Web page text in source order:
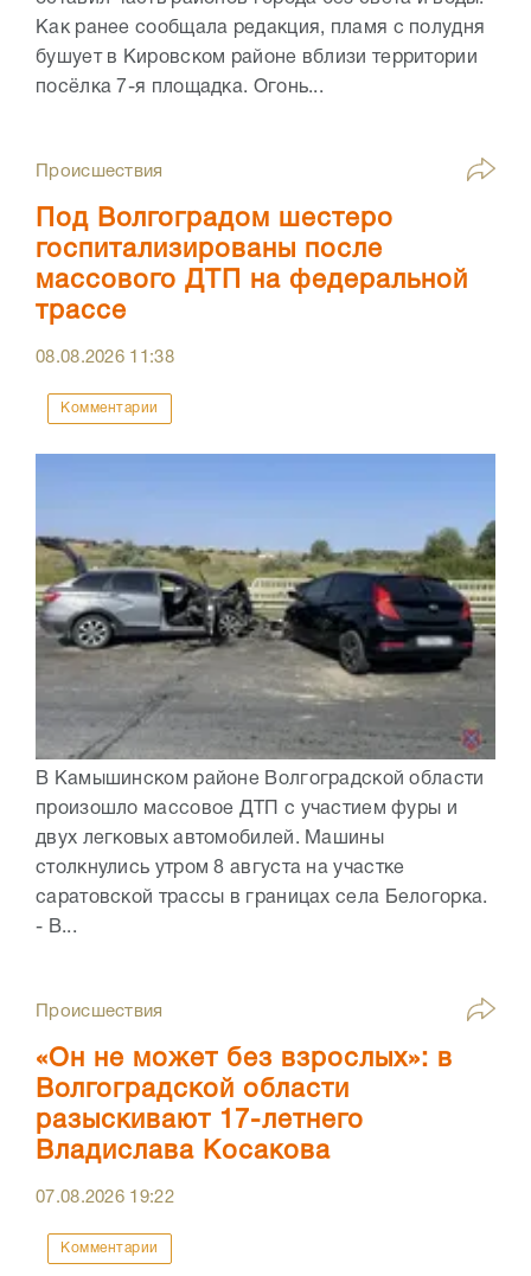
Как ранее сообщала редакция, пламя с полудня
бушует в Кировском районе вблизи территории
посёлка 7-я площадка. Огонь...
Происшествия
Под Волгоградом шестеро
госпитализированы после
массового ДТП на федеральной
трассе
08.08.2026 11:38
Комментарии
В Камышинском районе Волгоградской области
произошло массовое ДТП с участием фуры и
двух легковых автомобилей. Машины
столкнулись утром 8 августа на участке
саратовской трассы в границах села Белогорка.
- В...
Происшествия
«Он не может без взрослых»: в
Волгоградской области
разыскивают 17-летнего
Владислава Косакова
07.08.2026 19:22
Комментарии